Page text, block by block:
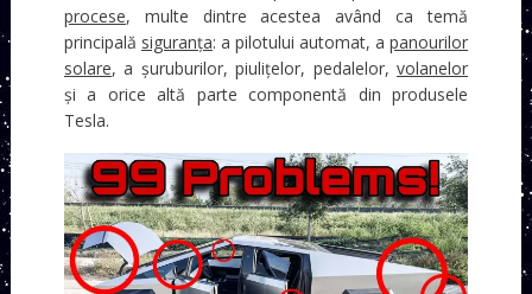
procese, multe dintre acestea având ca temă
principală siguranța: a pilotului automat, apanourilor
solare, a șuruburilor, piulițelor, pedalelor,volanelor
și a orice altă parte componentă din produsele
Tesla.